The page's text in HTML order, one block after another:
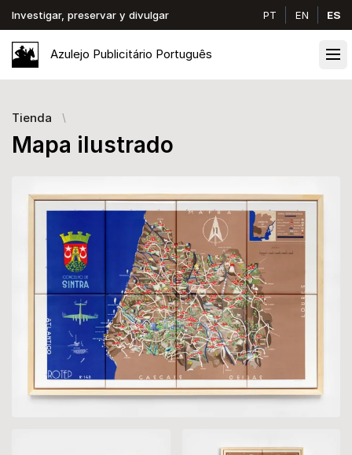
Investigar, preservar y divulgar PT EN ES
Azulejo Publicitário Português
Tienda
Mapa ilustrado